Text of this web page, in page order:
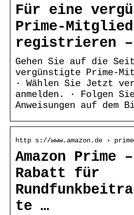
Für eine
Prime-
registrieren –
Gehen Sie auf die
vergünstigte Prime-
· Wählen Sie Jetzt
anmelden. · Folgen
Anweisungen auf dem
http s://www.amazon.de ›
Amazon Prime
Rabatt für
te …